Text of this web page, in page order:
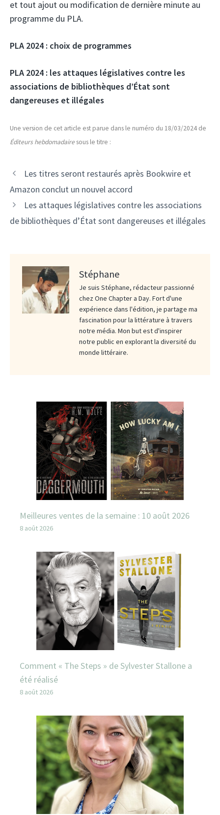
et tout ajout ou modification de dernière minute au
programme du PLA.
PLA 2024 : choix de programmes
PLA 2024 : les attaques législatives contre les
associations de bibliothèques d’État sont
dangereuses et illégales
Une version de cet article est parue dans le numéro du 18/03/2024 de
Éditeurs hebdomadairesous le titre :
Les titres seront restaurés après Bookwire et
Amazon conclut un nouvel accord
Les attaques législatives contre les associations
de bibliothèques d’État sont dangereuses et illégales
Stéphane
Je suis Stéphane, rédacteur passionné
chez One Chapter a Day. Fort d'une
expérience dans l'édition, je partage ma
fascination pour la littérature à travers
notre média. Mon but est d'inspirer
notre public en explorant la diversité du
monde littéraire.
Meilleures ventes de la semaine : 10 août 2026
8 août 2026
Comment « The Steps » de Sylvester Stallone a
été réalisé
8 août 2026